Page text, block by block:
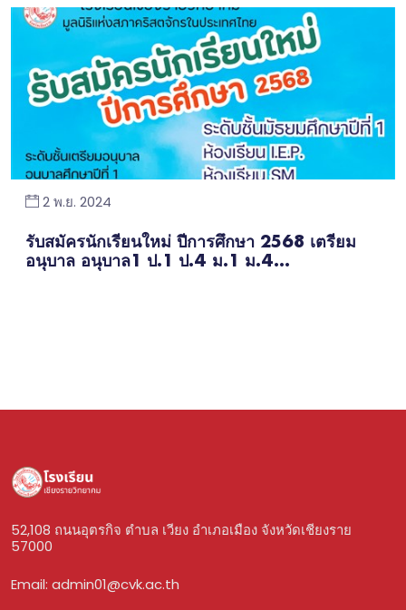
2 พ.ย. 2024
รับสมัครนักเรียนใหม่ ปีการศึกษา 2568 เตรียม
อนุบาล อนุบาล1 ป.1 ป.4 ม.1 ม.4...
52,108 ถนนอุตรกิจ ตำบล เวียง อำเภอเมือง จังหวัดเชียงราย
57000
Email: admin01@cvk.ac.th